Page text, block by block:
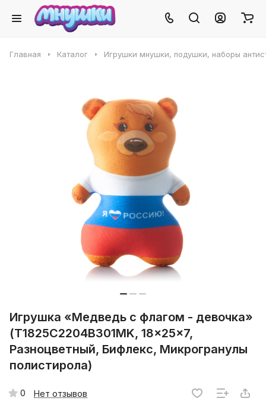
Главная Каталог Игрушки мнушки, подушки, наборы
Игрушка «Медведь с флагом - девочка»
(T1825C2204B301MK, 18x25x7,
Разноцветный, Бифлекс, Микрогранулы
полистирола)
0 Нет отзывов